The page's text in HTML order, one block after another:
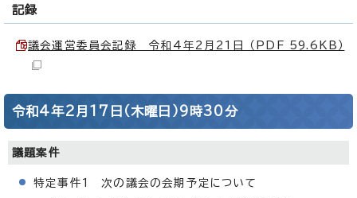
記録
議会運営委員会記録 令和4年2月21日 （PDF 59.6KB）
令和4年2月17日（木曜日）9時30分
議題案件
特定事件1 次の議会の会期予定について